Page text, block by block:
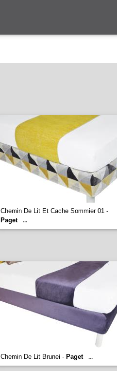
Chemin De Lit Et Cache Sommier 01 -
Paget
...
Chemin De Lit Brunei - Paget ...